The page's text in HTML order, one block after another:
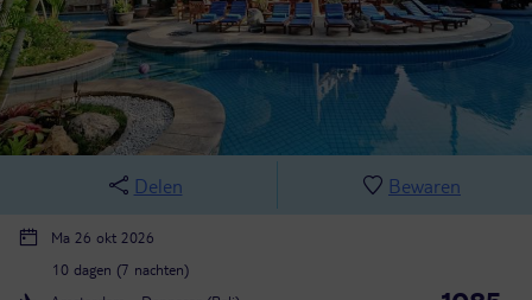
Delen Bewaren
Ma 26 okt 2026
10 dagen (7 nachten)